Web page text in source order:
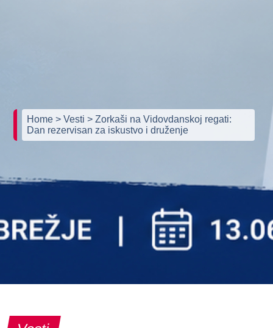
Home> Vesti> Zorkaši na Vidovdanskoj regati:
Dan rezervisan za iskustvo i druženje